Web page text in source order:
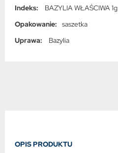
Indeks:
BAZYLIA WŁAŚCIWA 1g
Opakowanie:
saszetka
Uprawa:
Bazylia
OPIS PRODUKTU